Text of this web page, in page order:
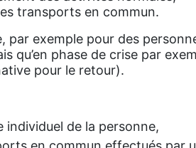
transports en commun.
par exemple pour des
qu’en phase de crise par
pour le retour).
individuel de la personne,